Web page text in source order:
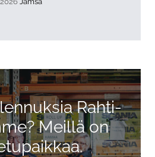
Rahti-
Meillä on